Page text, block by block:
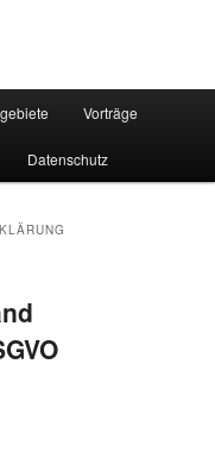
Vorträge
Datenschutz